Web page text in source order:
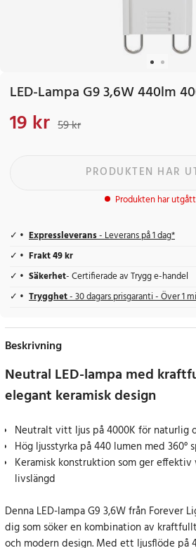
LED-Lampa G9 3,6W 440lm
Nuvarande pris
19 kr 59 kr
PRODUKTEN HAR
Produkten har utgått
Expressleverans- Leverans på 1 dag*
Frakt 49 kr
Säkerhet- Certifierade av Trygg e-handel
Trygghet- 30 dagars prisgaranti - Över 1
Beskrivning
Neutral LED-lampa med
elegant keramisk design
Neutralt vitt ljus på 4000K för naturlig
Hög ljusstyrka på 440 lumen med 360°
Keramisk konstruktion som ger
livslängd
Denna LED-lampa G9 3,6W från Forever
dig som söker en kombination av
och modern design. Med ett ljusflöde på